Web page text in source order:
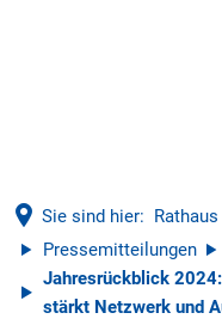
Sie sind hier:
Pressemitteilungen
Jahresrückblick
stärkt Netzwerk und